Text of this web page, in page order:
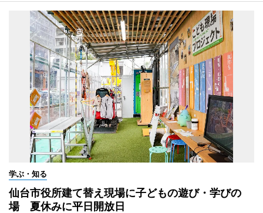
学ぶ・知る
仙台市役所建て替え現場に子どもの遊び・学びの
場 夏休みに平日開放日